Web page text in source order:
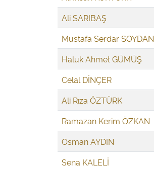
Ali SARIBAŞ
Mustafa Serdar SOYDAN
Haluk Ahmet GÜMÜŞ
Celal DİNÇER
Ali Rıza ÖZTÜRK
Ramazan Kerim ÖZKAN
Osman AYDIN
Sena KALELİ